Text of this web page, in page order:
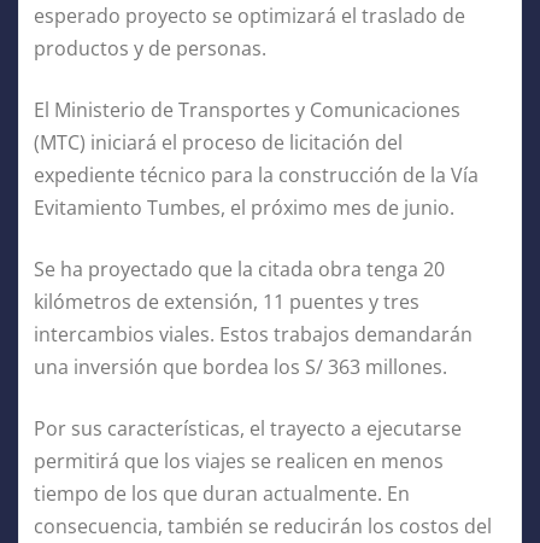
esperado proyecto se optimizará el traslado de
productos y de personas.
El Ministerio de Transportes y Comunicaciones
(MTC) iniciará el proceso de licitación del
expediente técnico para la construcción de la Vía
Evitamiento Tumbes, el próximo mes de junio.
Se ha proyectado que la citada obra tenga 20
kilómetros de extensión, 11 puentes y tres
intercambios viales. Estos trabajos demandarán
una inversión que bordea los S/ 363 millones.
Por sus características, el trayecto a ejecutarse
permitirá que los viajes se realicen en menos
tiempo de los que duran actualmente. En
consecuencia, también se reducirán los costos del